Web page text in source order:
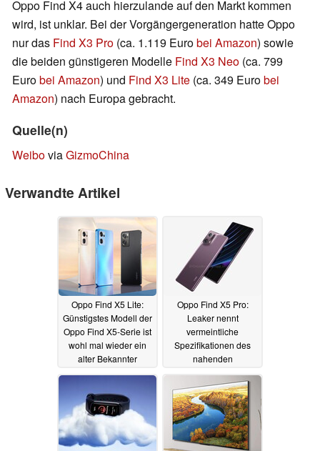
Oppo Find X4 auch hierzulande auf den Markt kommen
wird, ist unklar. Bei der Vorgängergeneration hatte Oppo
nur das Find X3 Pro (ca. 1.119 Eurobei Amazon) sowie
die beiden günstigeren Modelle Find X3 Neo (ca. 799
Eurobei Amazon) und Find X3 Lite (ca. 349 Eurobei
Amazon) nach Europa gebracht.
Quelle(n)
WeiboviaGizmoChina
Verwandte Artikel
Oppo Find X5 Lite:
Günstigstes Modell der
Oppo Find X5-Serie ist
wohl mal wieder ein
alter Bekannter
17.01.2022
Oppo Find X5 Pro:
Leaker nennt
vermeintliche
Spezifikationen des
nahenden
Smartphone-
Flaggschiffes13.01.2022